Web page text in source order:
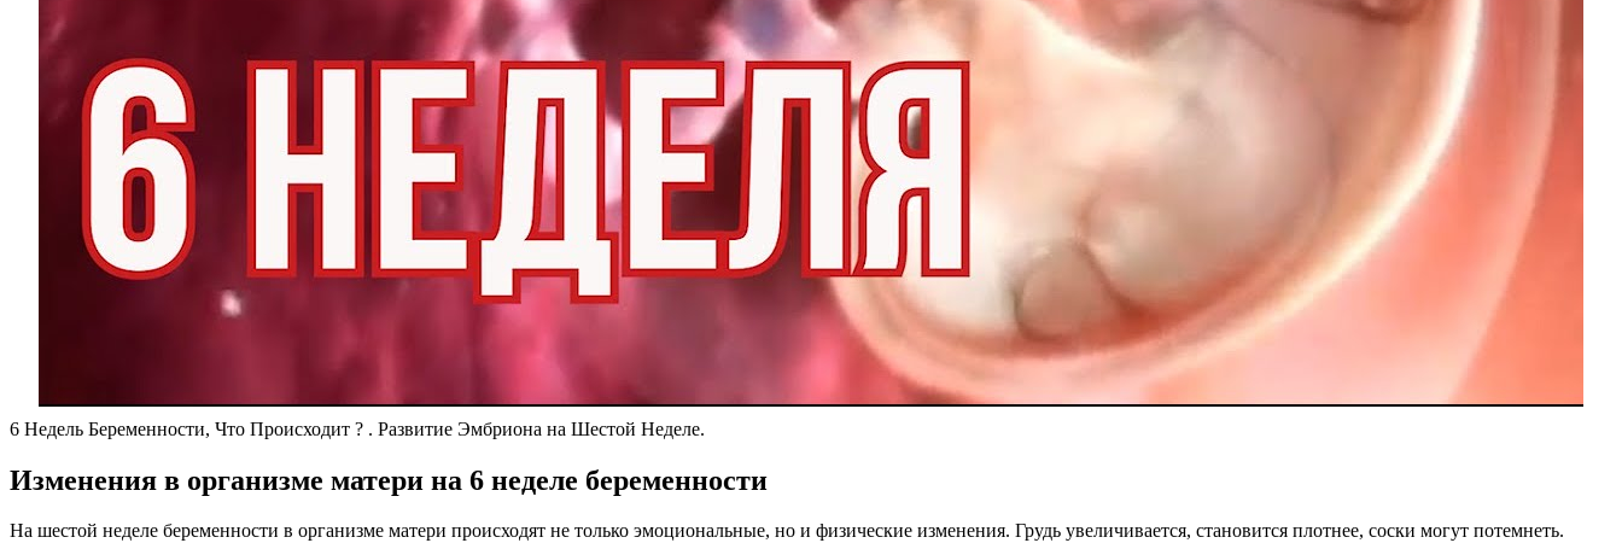
6 Недель Беременности, Что Происходит ? . Развитие Эмбриона на Шестой Неделе.
Изменения в организме матери на 6 неделе беременности
На шестой неделе беременности в организме матери происходят не только эмоциональные, но и физические изменения. Грудь увеличивается, становится плотнее, соски могут потемнеть.